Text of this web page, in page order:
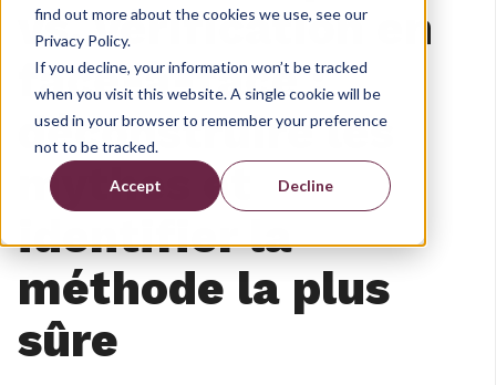
find out more about the cookies we use, see our
Privacy Policy.
If you decline, your information won’t be tracked
when you visit this website. A single cookie will be
used in your browser to remember your preference
not to be tracked.
Accept Decline
vs. vérification en
face-à-face :
déconstruire les
mythes et
identifier la
méthode la plus
sûre